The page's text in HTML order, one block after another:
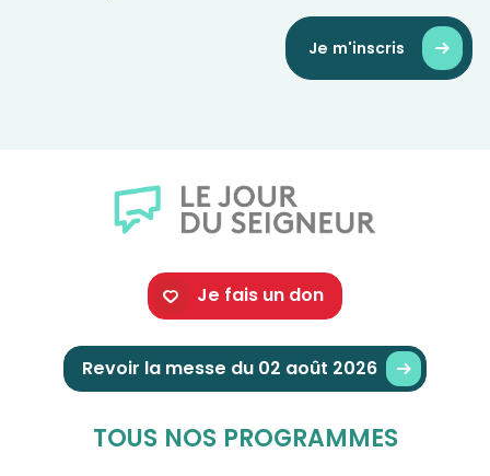
Je m'inscris
Je fais un don
Revoir la messe du 02 août 2026
TOUS NOS PROGRAMMES